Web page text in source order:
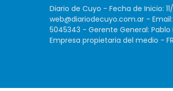
Diario de Cuyo - Fecha de Inicio:
web@diariodecuyo.com.ar - Email:
5045343 - Gerente General:
Empresa propietaria del medio -